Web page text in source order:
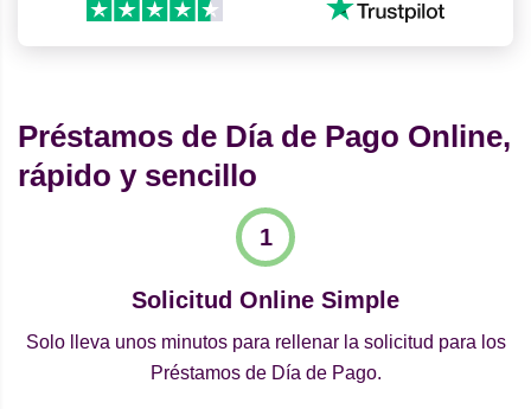
Préstamos de Día de Pago Online,
rápido y sencillo
Solicitud Online Simple
Solo lleva unos minutos para rellenar la solicitud para los
Préstamos de Día de Pago.